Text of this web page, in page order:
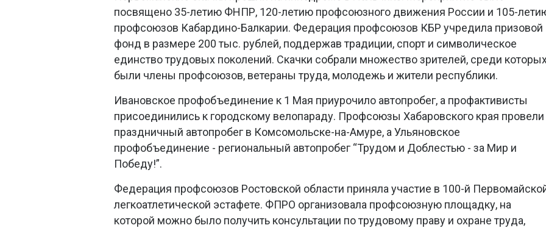
посвящено 35-летию ФНПР, 120-летию профсоюзного движения России и 105-
профсоюзов Кабардино-Балкарии. Федерация профсоюзов КБР учредила призовой
фонд в размере 200 тыс. рублей, поддержав традиции, спорт и символическое
единство трудовых поколений. Скачки собрали множество зрителей, среди
были члены профсоюзов, ветераны труда, молодежь и жители республики.
Ивановское профобъединение к 1 Мая приурочило автопробег, а профактивисты
присоединились к городскому велопараду. Профсоюзы Хабаровского края провели
праздничный автопробег в Комсомольске-на-Амуре, а Ульяновское
профобъединение - региональный автопробег “Трудом и Доблестью - за Мир и
Победу!”.
Федерация профсоюзов Ростовской области приняла участие в 100-й
легкоатлетической эстафете. ФПРО организовала профсоюзную площадку, на
которой можно было получить консультации по трудовому праву и охране труда,